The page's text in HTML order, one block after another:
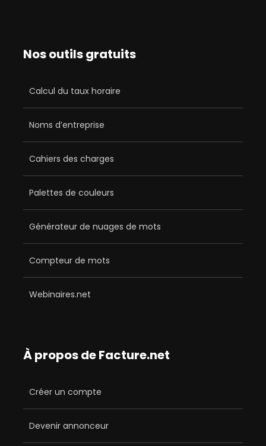
Nos outils gratuits
Calcul du taux horaire
Noms d’entreprise
Cahiers des charges
Palettes de couleurs
Générateur de nuages de mots
Compteur de mots
Webinaires.net
À propos de Facture.net
Créer un compte
Devenir annonceur